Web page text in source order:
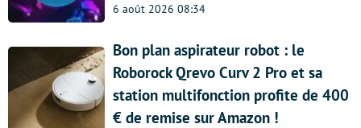
6 août 2026 08:34
Bon plan aspirateur robot : le
Roborock Qrevo Curv 2 Pro et sa
station multifonction profite de 400
€ de remise sur Amazon !